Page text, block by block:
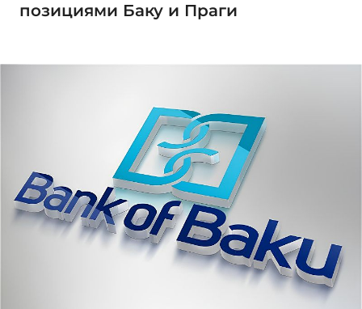
позициями Баку и Праги